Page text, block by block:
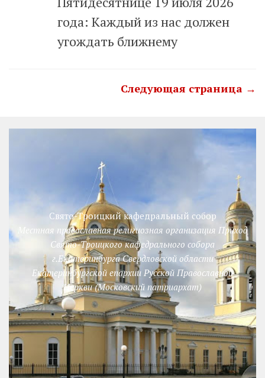
года: Каждый из нас должен
угождать ближнему
Следующая страница →
Свято-Троицкий кафедральный собор
Местная православная религиозная организация Приход
Свято-Троицкого кафедрального собора
г.Екатеринбурга Свердловской области
Екатеринбургской епархии Русской Православной
Церкви (Московский патриархат)